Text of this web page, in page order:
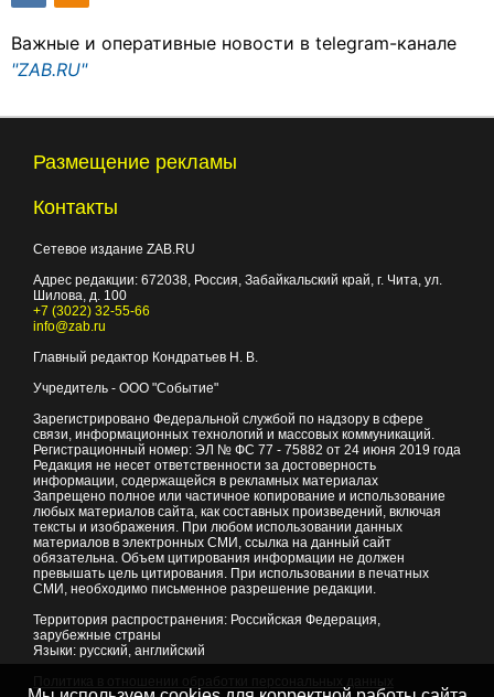
Важные и оперативные новости в telegram-канале
"ZAB.RU"
Размещение рекламы
Контакты
Сетевое издание ZAB.RU
Адрес редакции: 672038 , Россия, Забайкальский край, г. Чита ул.
Шилова, д. 100
+7 (3022) 32-55-66
info@zab.ru
Главный редактор Кондратьев Н. В.
Учредитель - ООО "Событие"
Зарегистрировано Федеральной службой по надзору в сфере
связи, информационных технологий и массовых коммуникаций.
Регистрационный номер: ЭЛ № ФС 77 - 75882 от 24 июня 2019 года
Редакция не несет ответственности за достоверность
информации, содержащейся в рекламных материалах
Запрещено полное или частичное копирование и использование
любых материалов сайта, как составных произведений, включая
тексты и изображения. При любом использовании данных
материалов в электронных СМИ, ссылка на данный сайт
обязательна. Объем цитирования информации не должен
превышать цель цитирования. При использовании в печатных
СМИ, необходимо письменное разрешение редакции.
Территория распространения: Российская Федерация,
зарубежные страны
Языки: русский, английский